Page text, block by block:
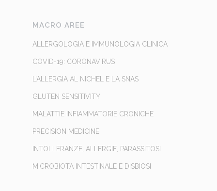
MACRO AREE
ALLERGOLOGIA E IMMUNOLOGIA CLINICA
COVID-19: CORONAVIRUS
L’ALLERGIA AL NICHEL E LA SNAS
GLUTEN SENSITIVITY
MALATTIE INFIAMMATORIE CRONICHE
PRECISION MEDICINE
INTOLLERANZE, ALLERGIE, PARASSITOSI
MICROBIOTA INTESTINALE E DISBIOSI